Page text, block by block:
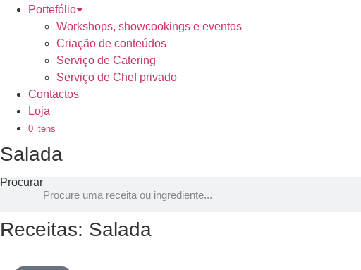
Portefólio
Workshops, showcookings e eventos
Criação de conteúdos
Serviço de Catering
Serviço de Chef privado
Contactos
Loja
0 itens
Salada
Procurar
Receitas: Salada